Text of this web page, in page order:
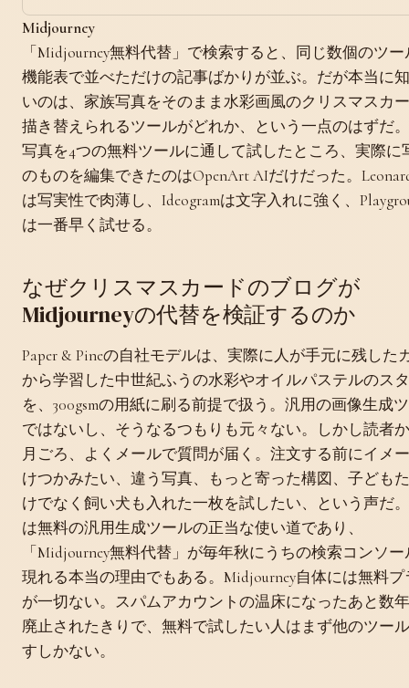
Midjourney
「Midjourney無料代替」で検索すると、同じ数個のツ
機能表で並べただけの記事ばかりが並ぶ。だが本当に
いのは、家族写真をそのまま水彩画風のクリスマスカ
描き替えられるツールがどれか、という一点のはずだ
写真を4つの無料ツールに通して試したところ、実際に
のものを編集できたのはOpenArt AIだけだった。
は写実性で肉薄し、Ideogramは文字入れに強く、
は一番早く試せる。
なぜクリスマスカードのブログが
Midjourneyの代替を検証するのか
Paper & Pineの自社モデルは、実際に人が手元に残した
から学習した中世紀ふうの水彩やオイルパステルのス
を、300gsmの用紙に刷る前提で扱う。汎用の画像生成
ではないし、そうなるつもりも元々ない。しかし読者
月ごろ、よくメールで質問が届く。注文する前にイメ
けつかみたい、違う写真、もっと寄った構図、子ども
けでなく飼い犬も入れた一枚を試したい、という声だ
は無料の汎用生成ツールの正当な使い道であり、
「Midjourney無料代替」が毎年秋にうちの検索コンソ
現れる本当の理由でもある。Midjourney自体には無料プ
が一切ない。スパムアカウントの温床になったあと数
廃止されたきりで、無料で試したい人はまず他のツー
すしかない。